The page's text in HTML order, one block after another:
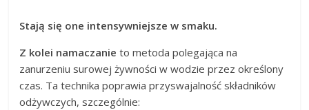
Stają się one intensywniejsze w smaku.
Z kolei namaczanie to metoda polegająca na
zanurzeniu surowej żywności w wodzie przez określony
czas. Ta technika poprawia przyswajalność składników
odżywczych, szczególnie: